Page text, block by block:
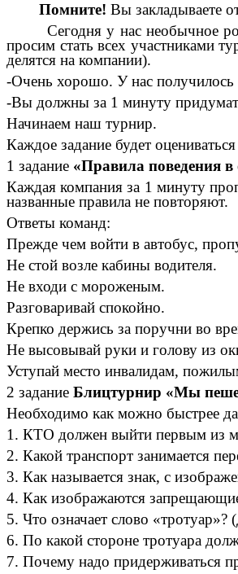
Помните! Вы закладываете
Сегодня у нас необычное
просим стать всех участниками
делятся на компании).
-Очень хорошо. У нас
-Вы должны за 1 минуту
Начинаем наш турнир.
Каждое задание будет
1 задание «Правила поведения в
Каждая компания за 1 минуту
названные правила не повторяют.
Ответы команд:
Прежде чем войти в автобус,
Не стой возле кабины водителя.
Не входи с мороженым.
Разговаривай спокойно.
Крепко держись за поручни во
Не высовывай руки и голову из
Уступай место инвалидам,
2 задание Блицтурнир «Мы
Необходимо как можно быстрее
1. КТО должен выйти первым из
2. Какой транспорт занимается
3. Как называется знак, с
4. Как изображаются
5. Что означает слово
6. По какой стороне тротуара
7. Почему надо придерживаться